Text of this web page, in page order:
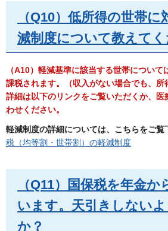
（Q10）低所得の世帯
減制度について教えてく
（A10）軽減基準に該当する世帯につい
課税されます。（収入がない場合でも、所
詳細は以下のリンクをご覧いただくか、
わせください。
軽減制度の詳細については、こちらをご
税（均等割・世帯割）の軽減制度
（Q11）国保税を年金
います。天引きしない
か？